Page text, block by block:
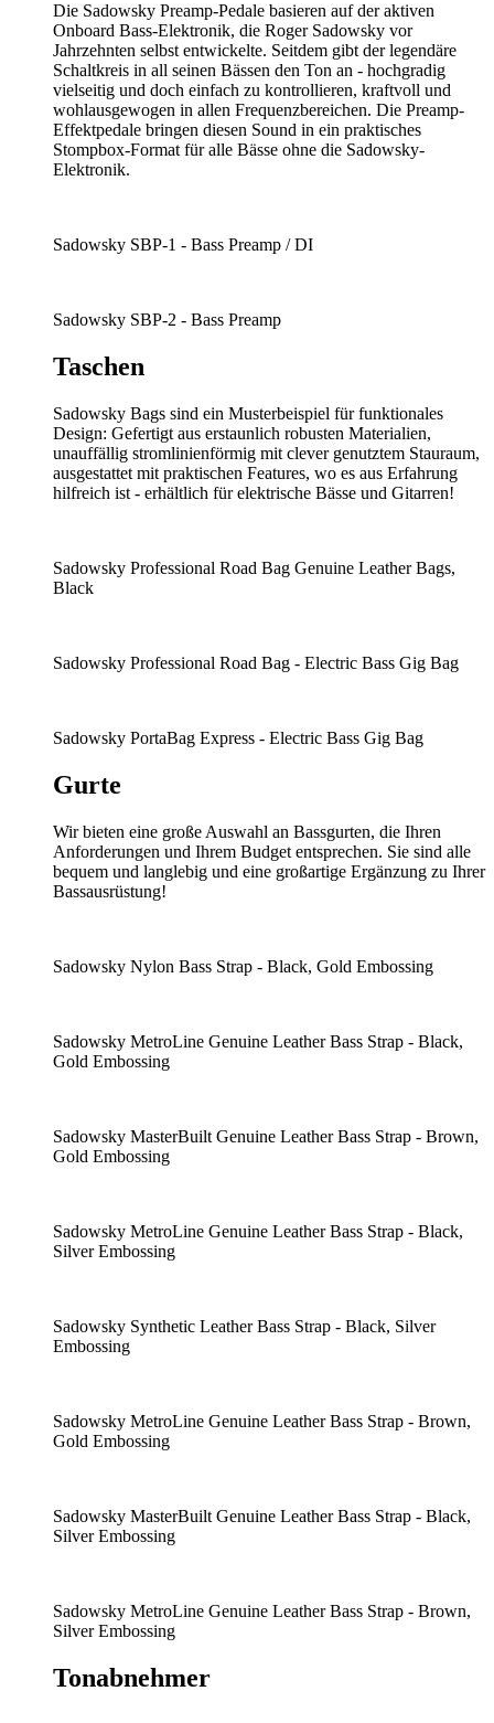
Die Sadowsky Preamp-Pedale basieren auf der aktiven
Onboard Bass-Elektronik, die Roger Sadowsky vor
Jahrzehnten selbst entwickelte. Seitdem gibt der legendäre
Schaltkreis in all seinen Bässen den Ton an - hochgradig
vielseitig und doch einfach zu kontrollieren, kraftvoll und
wohlausgewogen in allen Frequenzbereichen. Die Preamp-
Effektpedale bringen diesen Sound in ein praktisches
Stompbox-Format für alle Bässe ohne die Sadowsky-
Elektronik.
Sadowsky SBP-1 - Bass Preamp / DI
Sadowsky SBP-2 - Bass Preamp
Taschen
Sadowsky Bags sind ein Musterbeispiel für funktionales
Design: Gefertigt aus erstaunlich robusten Materialien,
unauffällig stromlinienförmig mit clever genutztem Stauraum,
ausgestattet mit praktischen Features, wo es aus Erfahrung
hilfreich ist - erhältlich für elektrische Bässe und Gitarren!
Sadowsky Professional Road Bag Genuine Leather Bags,
Black
Sadowsky Professional Road Bag - Electric Bass Gig Bag
Sadowsky PortaBag Express - Electric Bass Gig Bag
Gurte
Wir bieten eine große Auswahl an Bassgurten, die Ihren
Anforderungen und Ihrem Budget entsprechen. Sie sind alle
bequem und langlebig und eine großartige Ergänzung zu Ihrer
Bassausrüstung!
Sadowsky Nylon Bass Strap - Black, Gold Embossing
Sadowsky MetroLine Genuine Leather Bass Strap - Black,
Gold Embossing
Sadowsky MasterBuilt Genuine Leather Bass Strap - Brown,
Gold Embossing
Sadowsky MetroLine Genuine Leather Bass Strap - Black,
Silver Embossing
Sadowsky Synthetic Leather Bass Strap - Black, Silver
Embossing
Sadowsky MetroLine Genuine Leather Bass Strap - Brown,
Gold Embossing
Sadowsky MasterBuilt Genuine Leather Bass Strap - Black,
Silver Embossing
Sadowsky MetroLine Genuine Leather Bass Strap - Brown,
Silver Embossing
Tonabnehmer